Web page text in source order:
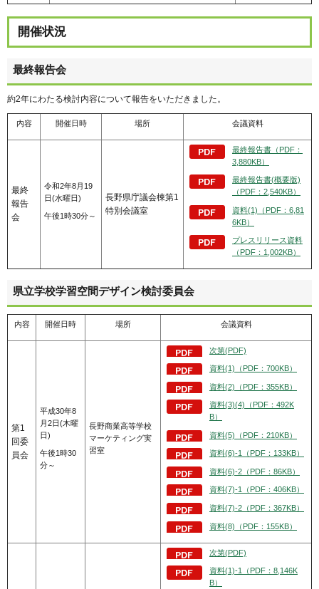
開催状況
最終報告会
約2年にわたる検討内容について報告をいただきました。
内容 開催日時 場所 会議資料
最終
報告
会
令和2年8月19
日(水曜日)
午後1時30分～
長野県庁議会棟第1
特別会議室
最終報告書（PDF：
3,880KB）
最終報告書(概要版)
（PDF：2,540KB）
資料(1)（PDF：6,81
6KB）
プレスリリース資料
（PDF：1,002KB）
県立学校学習空間デザイン検討委員会
内容 開催日時 場所 会議資料
第1
回委
員会
平成30年8
月2日(木曜
日)
午後1時30
分～
長野商業高等学校
マーケティング実
習室
次第(PDF)
資料(1)（PDF：700KB）
資料(2)（PDF：355KB）
資料(3)(4)（PDF：492K
B）
資料(5)（PDF：210KB）
資料(6)-1（PDF：133KB）
資料(6)-2（PDF：86KB）
資料(7)-1（PDF：406KB）
資料(7)-2（PDF：367KB）
資料(8)（PDF：155KB）
次第(PDF)
資料(1)-1（PDF：8,146K
B）